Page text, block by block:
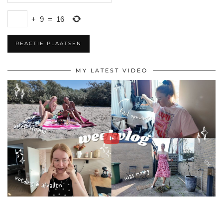
+ 9 = 16
MY LATEST VIDEO